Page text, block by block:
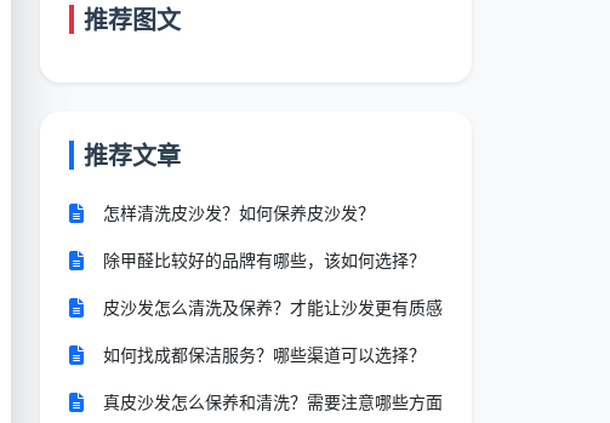
推荐图文
推荐文章
怎样清洗皮沙发？如何保养皮沙发？
除甲醛比较好的品牌有哪些，该如何选择？
皮沙发怎么清洗及保养？才能让沙发更有质感
如何找成都保洁服务？哪些渠道可以选择？
真皮沙发怎么保养和清洗？需要注意哪些方面